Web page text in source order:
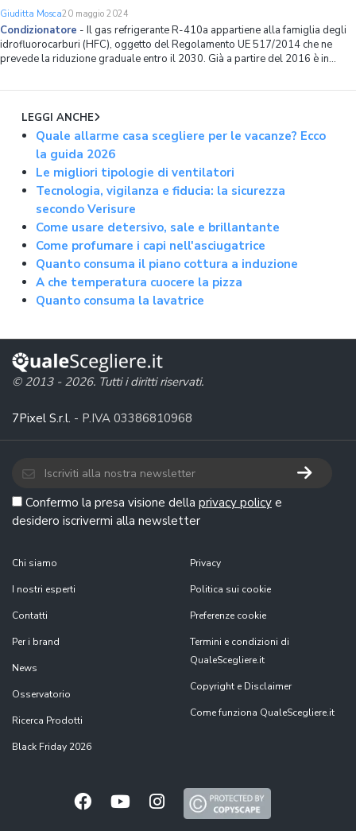
Giuditta Mosca20 maggio 2024
Condizionatore - Il gas refrigerante R-410a appartiene alla famiglia degli
idrofluorocarburi (HFC), oggetto del Regolamento UE 517/2014 che ne
prevede la riduzione graduale entro il 2030. Già a partire del 2016 è in
R-410a, usato an
LEGGI ANCHE
Quale allarme casa scegliere per le vacanze? Ecco
la guida 2026
Le migliori tipologie di ventilatori
Tecnologia, vigilanza e fiducia: la sicurezza
secondo Verisure
Come usare detersivo, sale e brillantante
Come profumare i capi nell'asciugatrice
Quanto consuma il piano cottura a induzione
A che temperatura cuocere la pizza
Quanto consuma la lavatrice
© 2013 - 2026. Tutti i diritti riservati.
7Pixel S.r.l. - P.IVA 03386810968
Confermo la presa visione della privacy policy e
desidero iscrivermi alla newsletter
Chi siamo
I nostri esperti
Contatti
Per i brand
News
Osservatorio
Ricerca Prodotti
Black Friday 2026
Privacy
Politica sui cookie
Preferenze cookie
Termini e condizioni di
QualeScegliere.it
Copyright e Disclaimer
Come funziona QualeScegliere.it